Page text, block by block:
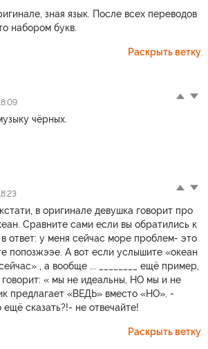
зная язык. После всех переводов
набором букв.
Раскрыть ветку
чёрных.
в оригинале девушка говорит про
Сравните сами если вы обратились к
ответ: у меня сейчас море проблем- это
попозжээе. А вот если услышите «океан
, а вообще ... ________ ещё пример,
говорит: « мы не идеальны, НО мы и не
предлагает «ВЕДЬ» вместо «НО». -
сказать?!- не отвечайте!
Раскрыть ветку